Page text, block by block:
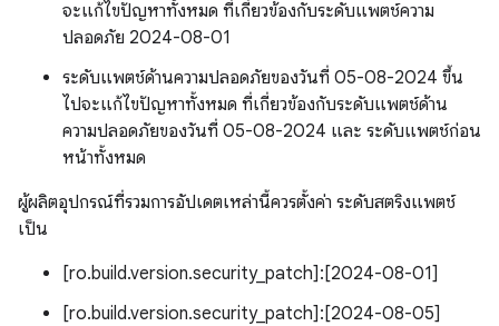
จะแก้ไขปัญหาทั้งหมด ที่เกี่ยวข้องกับระดับแพตช์ความ
ปลอดภัย 2024-08-01
ระดับแพตช์ด้านความปลอดภัยของวันที่ 05-08-2024 ขึ้น
ไปจะแก้ไขปัญหาทั้งหมด ที่เกี่ยวข้องกับระดับแพตช์ด้าน
ความปลอดภัยของวันที่ 05-08-2024 และ ระดับแพตช์ก่อน
หน้าทั้งหมด
ผู้ผลิตอุปกรณ์ที่รวมการอัปเดตเหล่านี้ควรตั้งค่า ระดับสตริงแพตช์
เป็น
[ro.build.version.security_patch]:[2024-08-01]
[ro.build.version.security_patch]:[2024-08-05]